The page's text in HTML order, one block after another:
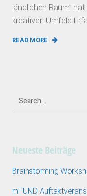
ländlichen Raum”
kreativen Umfeld
READ MORE
Neueste Beiträge
Brainstorming
mFUND